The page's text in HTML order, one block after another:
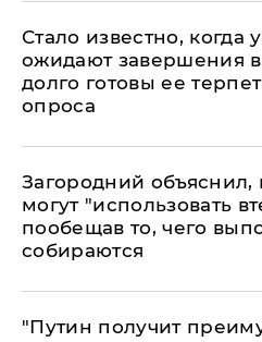
Стало известно, когда
ожидают завершения
долго готовы ее
опроса
Загородний объяснил,
могут "использовать
пообещав то, чего
собираются
"Путин получит